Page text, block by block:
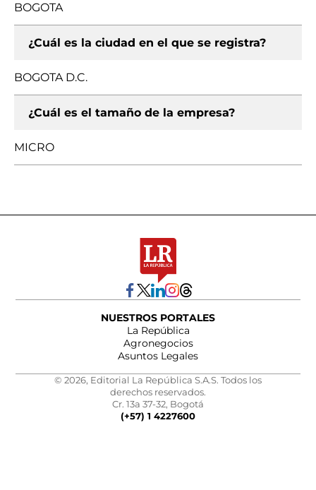
BOGOTA
¿Cuál es la ciudad en el que se registra?
BOGOTA D.C.
¿Cuál es el tamaño de la empresa?
MICRO
NUESTROS PORTALES
La República
Agronegocios
Asuntos Legales
© 2026, Editorial La República S.A.S. Todos los
derechos reservados.
Cr. 13a 37-32, Bogotá
(+57) 1 4227600